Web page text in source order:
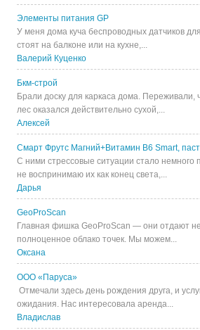
Элементы питания GP
У меня дома куча беспроводных датчиков
стоят на балконе или на кухне,...
Валерий Куценко
Бкм-строй
Брали доску для каркаса дома. Переживали,
лес оказался действительно сухой,...
Алексей
Смарт Фрутс Магний+Витамин В6 Smart,
С ними стрессовые ситуации стало
не воспринимаю их как конец света,...
Дарья
GeoProScan
Главная фишка GeoProScan — они отдают не
полноценное облако точек. Мы можем...
Оксана
ООО «Паруса»
Отмечали здесь день рождения друга, и
ожидания. Нас интересовала аренда...
Владислав